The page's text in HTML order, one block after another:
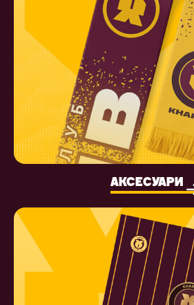
АКСЕСУАРИ